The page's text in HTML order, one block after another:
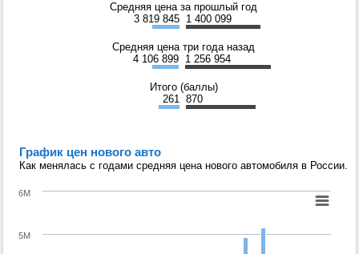
Средняя цена за прошлый год
3 819 845 1 400 099
Средняя цена три года назад
4 106 899 1 256 954
Итого (баллы)
261 870
График цен нового авто
Как менялась с годами средняя цена нового автомобиля в России.
5M
6M